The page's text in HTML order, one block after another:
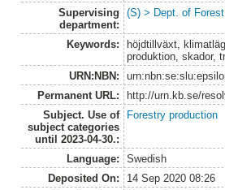
Supervising
department:
(S) > Dept. of
Keywords:
höjdtillväxt,
produktion, skador,
URN:NBN:
Permanent URL:
http://urn.kb.se/
Subject. Use of
subject categories
until 2023-04-30.:
Forestry production
Language:
Swedish
Deposited On:
14 Sep 2020 08:26